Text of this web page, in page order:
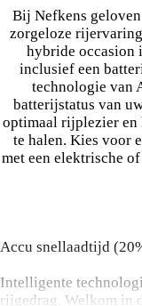
Bij Nefkens
zorgeloze
hybride occasion
inclusief een
technologie van
batterijstatus van
optimaal rijplezier en
te halen. Kies voor
met een elektrische
Accu snellaadtijd
Intelligente
rijgedrag. Welkom in